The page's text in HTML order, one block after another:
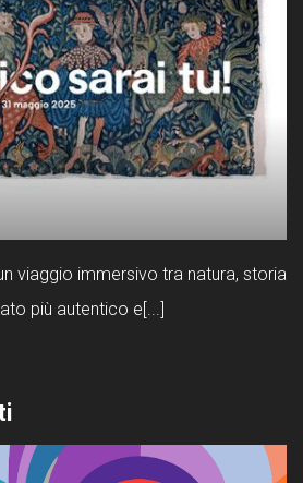
viaggio immersivo tra natura, storia
più autentico e[...]